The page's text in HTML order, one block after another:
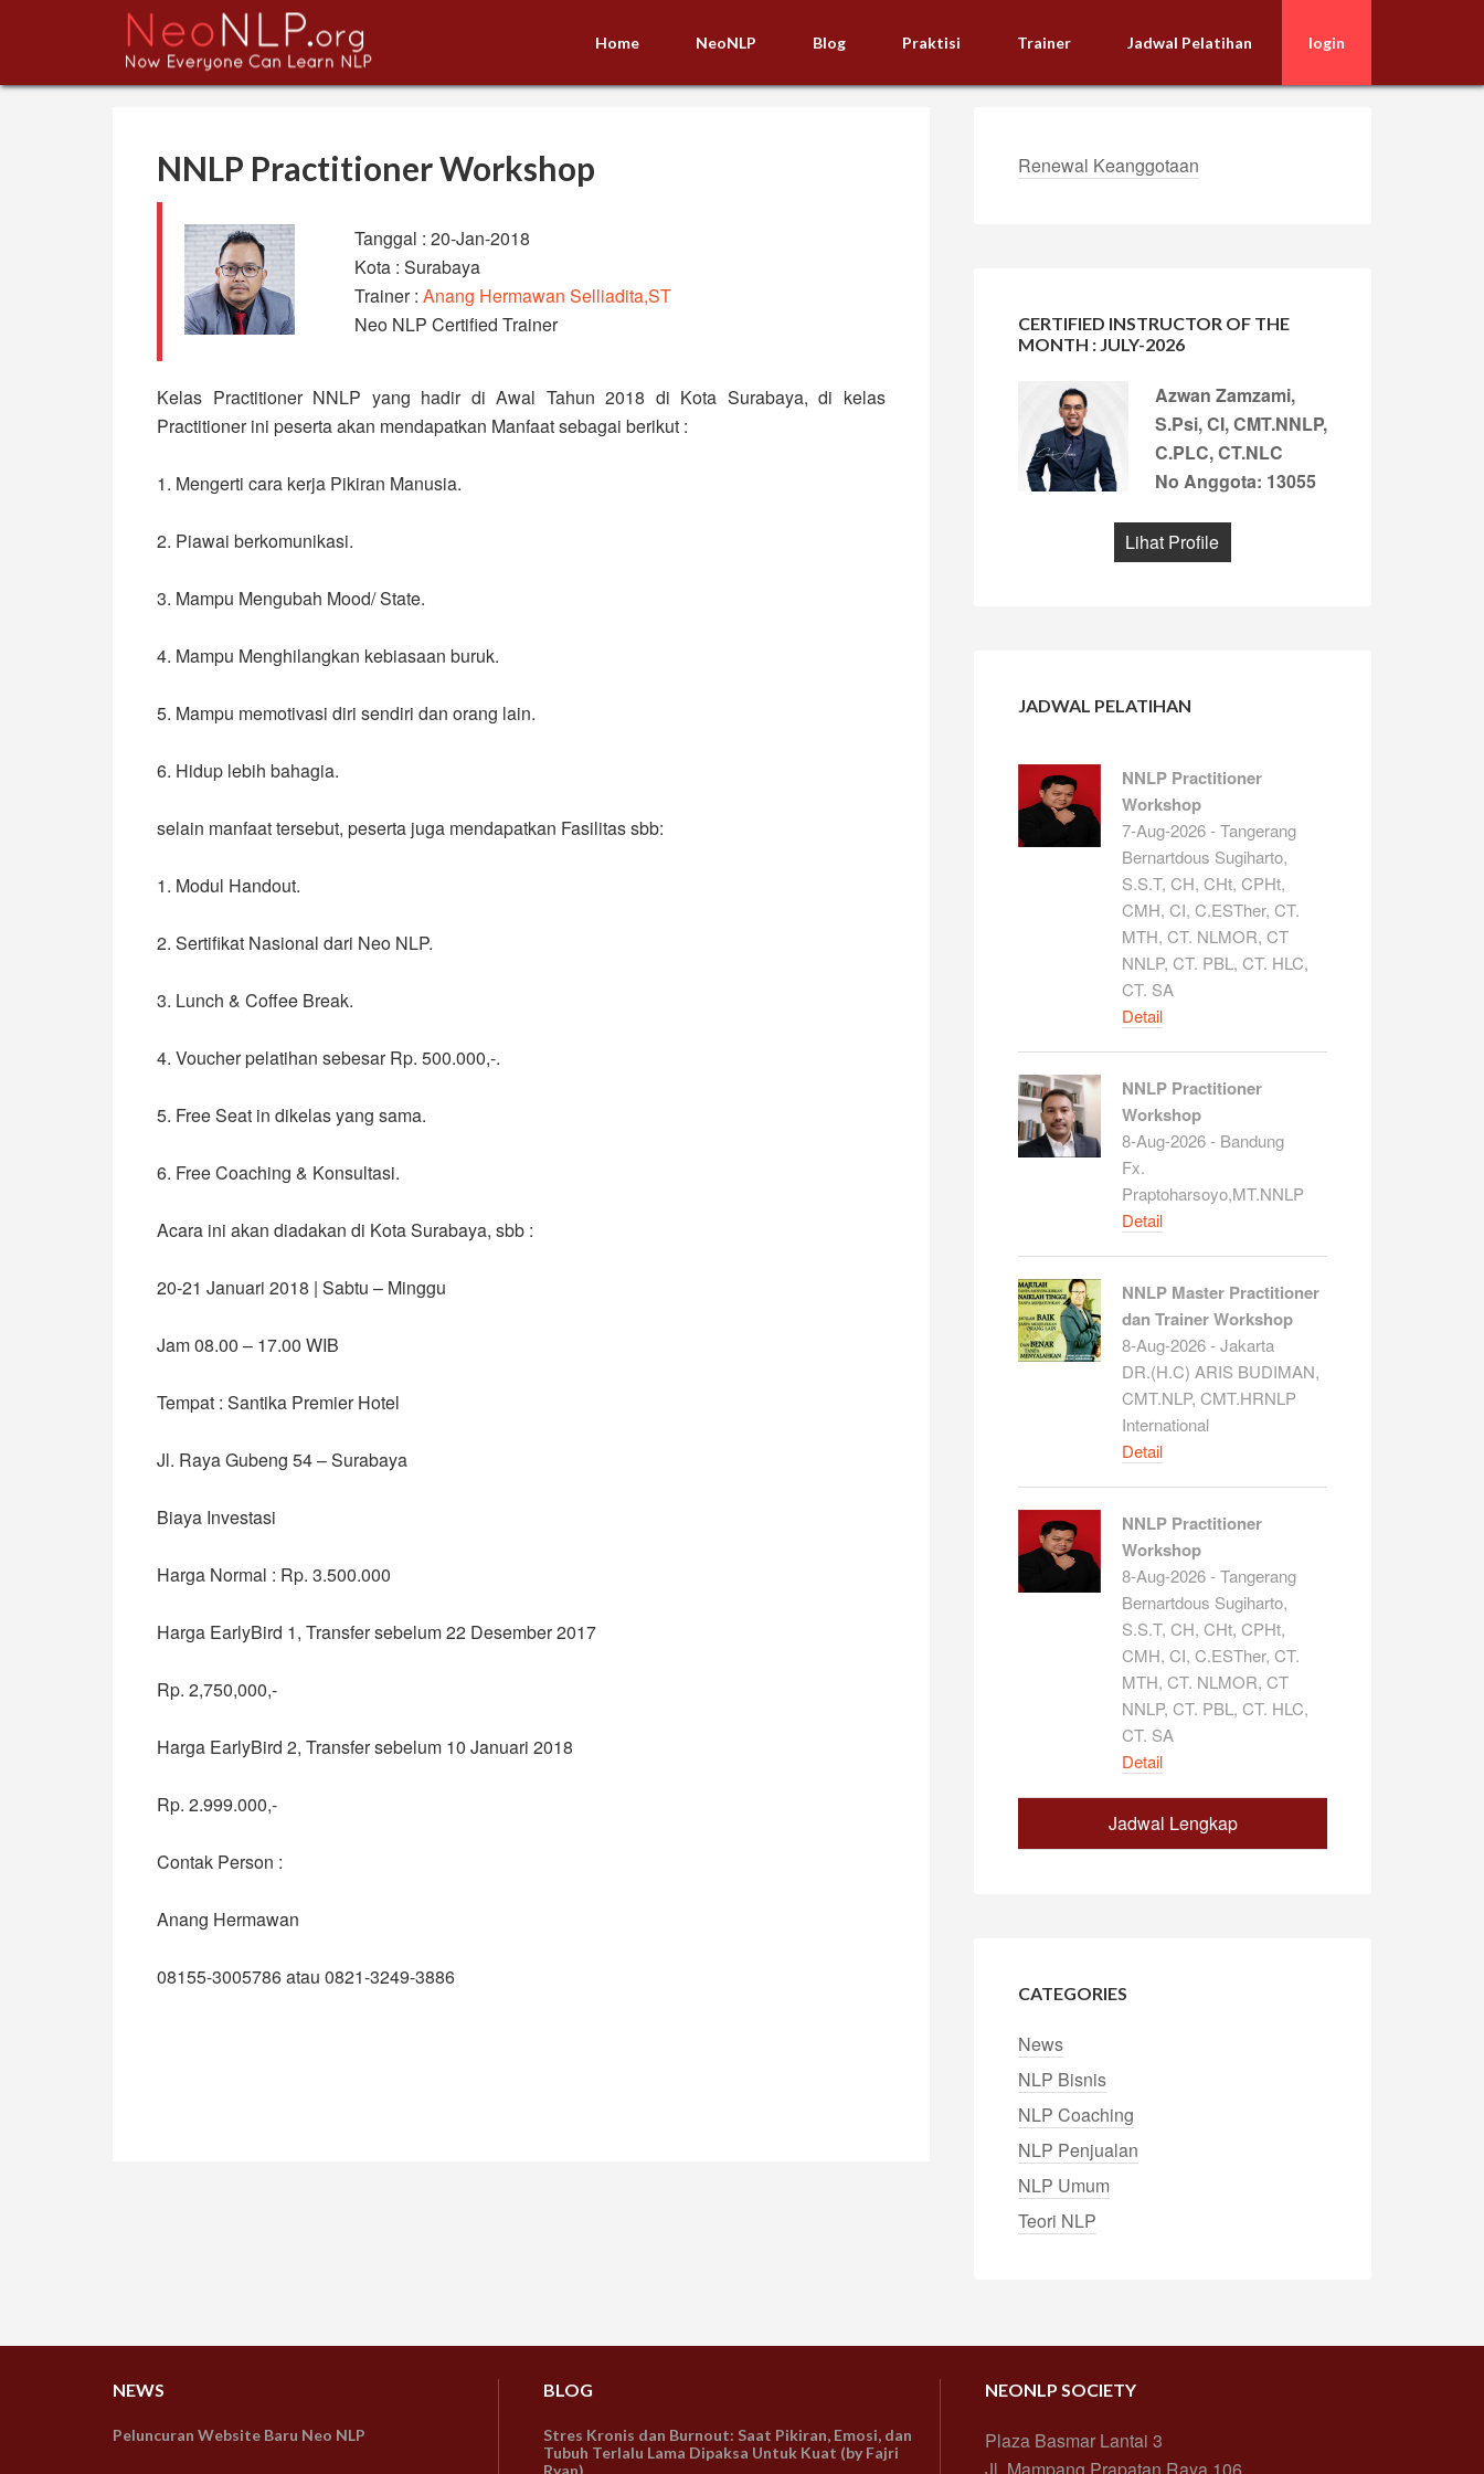
Home NeoNLP Blog Praktisi Trainer Jadwal Pelatihan login
NNLP Practitioner Workshop
Tanggal : 20-Jan-2018
Kota : Surabaya
Trainer : Anang Hermawan Selliadita,ST
Neo NLP Certified Trainer
Kelas Practitioner NNLP yang hadir di Awal Tahun 2018 di Kota Surabaya, di kelas
Practitioner ini peserta akan mendapatkan Manfaat sebagai berikut :
1. Mengerti cara kerja Pikiran Manusia.
2. Piawai berkomunikasi.
3. Mampu Mengubah Mood/ State.
4. Mampu Menghilangkan kebiasaan buruk.
5. Mampu memotivasi diri sendiri dan orang lain.
6. Hidup lebih bahagia.
selain manfaat tersebut, peserta juga mendapatkan Fasilitas sbb:
1. Modul Handout.
2. Sertifikat Nasional dari Neo NLP.
3. Lunch & Coffee Break.
4. Voucher pelatihan sebesar Rp. 500.000,-.
5. Free Seat in dikelas yang sama.
6. Free Coaching & Konsultasi.
Acara ini akan diadakan di Kota Surabaya, sbb :
20-21 Januari 2018 | Sabtu – Minggu
Jam 08.00 – 17.00 WIB
Tempat : Santika Premier Hotel
Jl. Raya Gubeng 54 – Surabaya
Biaya Investasi
Harga Normal : Rp. 3.500.000
Harga EarlyBird 1, Transfer sebelum 22 Desember 2017
Rp. 2,750,000,-
Harga EarlyBird 2, Transfer sebelum 10 Januari 2018
Rp. 2.999.000,-
Contak Person :
Anang Hermawan
08155-3005786 atau 0821-3249-3886
Renewal Keanggotaan
CERTIFIED INSTRUCTOR OF THE
MONTH : JULY-2026
Azwan Zamzami,
S.Psi, CI, CMT.NNLP,
C.PLC, CT.NLC
No Anggota: 13055
Lihat Profile
JADWAL PELATIHAN
NNLP Practitioner
Workshop
7-Aug-2026 - Tangerang
Bernartdous Sugiharto,
S.S.T, CH, CHt, CPHt,
CMH, CI, C.ESTher, CT.
MTH, CT. NLMOR, CT
NNLP, CT. PBL, CT. HLC,
CT. SA
Detail
NNLP Practitioner
Workshop
8-Aug-2026 - Bandung
Fx.
Praptoharsoyo,MT.NNLP
Detail
NNLP Master Practitioner
dan Trainer Workshop
8-Aug-2026 - Jakarta
DR.(H.C) ARIS BUDIMAN,
CMT.NLP, CMT.HRNLP
International
Detail
NNLP Practitioner
Workshop
8-Aug-2026 - Tangerang
Bernartdous Sugiharto,
S.S.T, CH, CHt, CPHt,
CMH, CI, C.ESTher, CT.
MTH, CT. NLMOR, CT
NNLP, CT. PBL, CT. HLC,
CT. SA
Detail
Jadwal Lengkap
CATEGORIES
News
NLP Bisnis
NLP Coaching
NLP Penjualan
NLP Umum
Teori NLP
NEWS
Peluncuran Website Baru Neo NLP
BLOG
Stres Kronis dan Burnout: Saat Pikiran, Emosi, dan
Tubuh Terlalu Lama Dipaksa Untuk Kuat (by Fajri
Ryan)
NEONLP SOCIETY
Plaza Basmar Lantai 3